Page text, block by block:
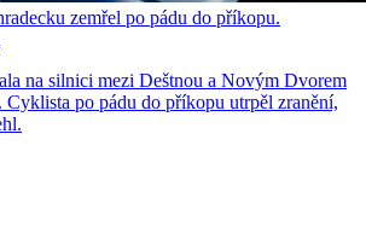
zemřel po pádu do příkopu.
na silnici mezi Deštnou a Novým Dvorem
Cyklista po pádu do příkopu utrpěl zranění,